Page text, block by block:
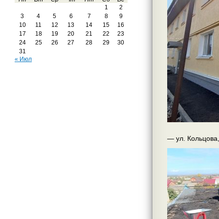
1
2
3
4 5 6 7 8
9
10
11 12 13 14 15
16
17
18 19 20 21 22
23
24
25 26 27 28 29
30
31
« Июл
— ул.